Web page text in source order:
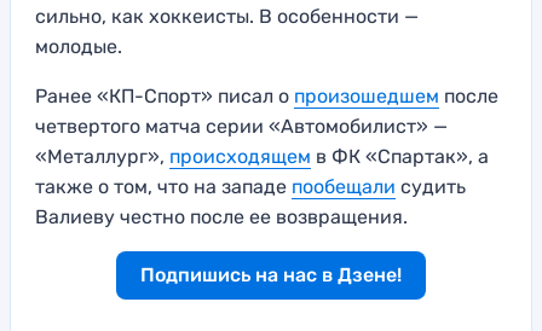
сильно, как хоккеисты. В особенности —
молодые.
Ранее «КП-Спорт» писал о произошедшем после
четвертого матча серии «Автомобилист» —
«Металлург», происходящем в ФК «Спартак», а
также о том, что на западе пообещали судить
Валиеву честно после ее возвращения.
Подпишись на нас в Дзене!